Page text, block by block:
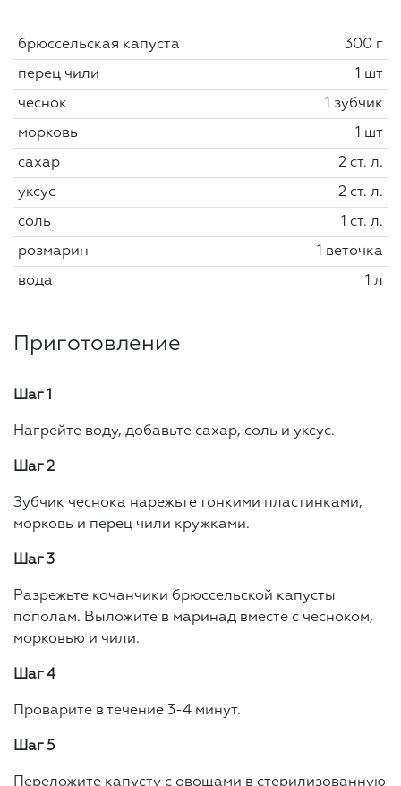
брюссельская капуста 300 г
перец чили 1 шт
чеснок 1 зубчик
морковь 1 шт
сахар 2 ст. л.
уксус 2 ст. л.
соль 1 ст. л.
розмарин 1 веточка
вода 1 л
Приготовление
Шаг 1
Нагрейте воду, добавьте сахар, соль и уксус.
Шаг 2
Зубчик чеснока нарежьте тонкими пластинками,
морковь и перец чили кружками.
Шаг 3
Разрежьте кочанчики брюссельской капусты
пополам. Выложите в маринад вместе с чесноком,
морковью и чили.
Шаг 4
Проварите в течение 3-4 минут.
Шаг 5
Переложите капусту с овощами в стерилизованную